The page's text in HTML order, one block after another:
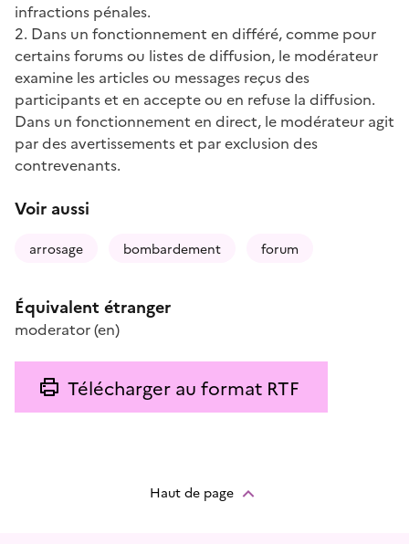
infractions pénales.
2. Dans un fonctionnement en différé, comme pour
certains forums ou listes de diffusion, le modérateur
examine les articles ou messages reçus des
participants et en accepte ou en refuse la diffusion.
Dans un fonctionnement en direct, le modérateur agit
par des avertissements et par exclusion des
contrevenants.
Voir aussi
arrosage bombardement forum
Équivalent étranger
moderator(en)
Télécharger au format RTF
Haut de page